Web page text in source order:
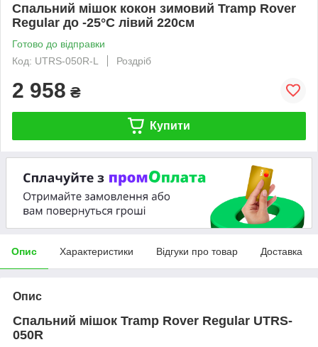
Спальний мішок кокон зимовий Tramp Rover
Regular до -25°С лівий 220см
Готово до відправки
Код: UTRS-050R-L
Роздріб
2 958 ₴
Купити
Опис Характеристики Відгуки про товар Доставка
Опис
Спальний мішок Tramp Rover Regular UTRS-
050R